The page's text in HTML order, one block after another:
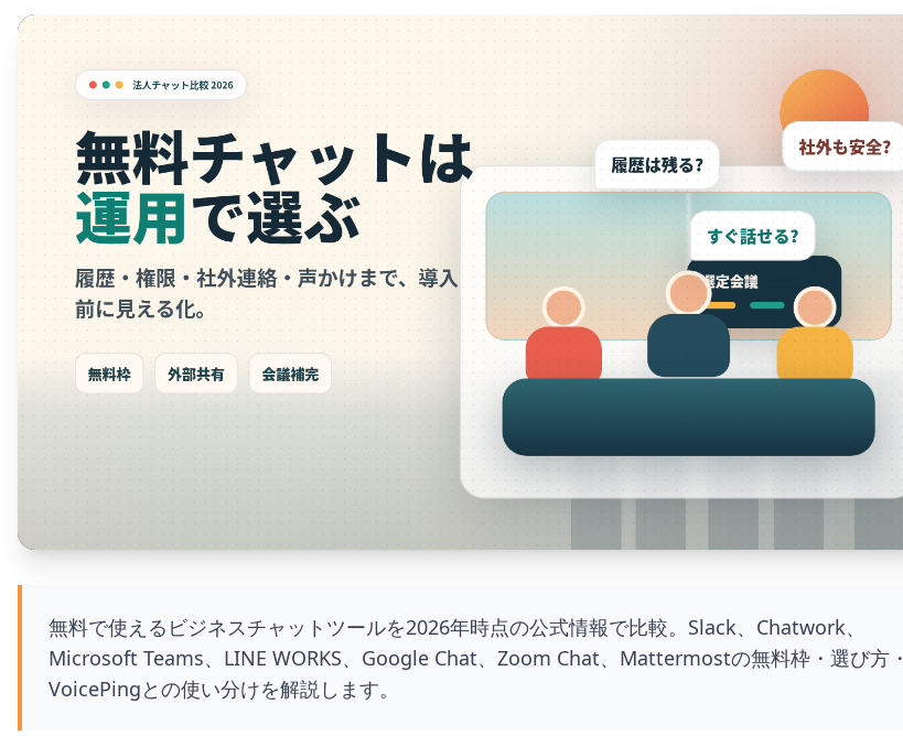
無料で使えるビジネスチャットツールを2026年時点の公式情報で比較。Slack、Chatwork、
Microsoft Teams、LINE WORKS、Google Chat、Zoom Chat、Mattermostの無料枠・選び方・
VoicePingとの使い分けを解説します。